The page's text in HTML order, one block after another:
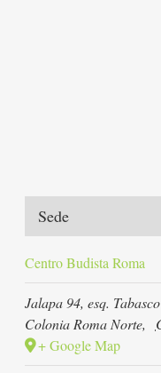
Sede
Centro Budista Roma
Jalapa 94, esq. Tabasco
Colonia Roma Norte,
+ Google Map